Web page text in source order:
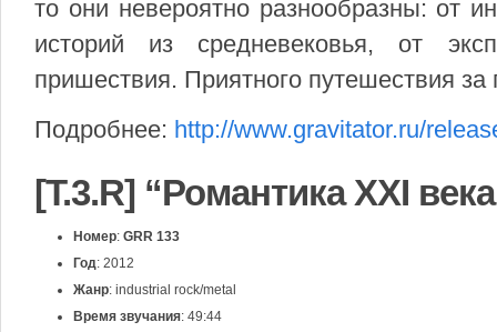
то они невероятно разнообразны: от
историй из средневековья, от
пришествия. Приятного путешествия за
Подробнее: http://www.gravitator.ru/
[T.3.R] “Романтика XXI
Номер: GRR 133
Год: 2012
Жанр: industrial rock/metal
Время звучания: 49:44